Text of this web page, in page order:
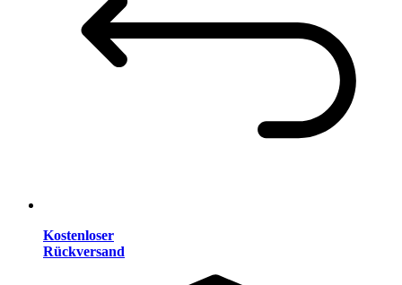
Kostenloser
Rückversand